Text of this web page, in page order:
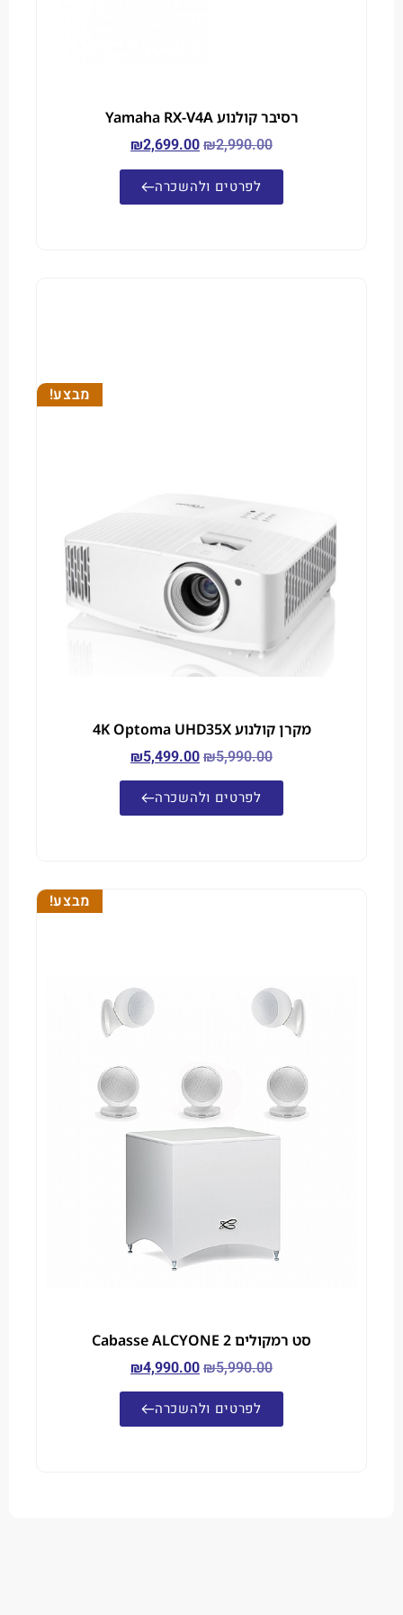
רסיבר קולנוע Yamaha RX-V4A
₪
₪2,699.00
לפרטים ולהשכרה
מקרן קולנוע 4K Optoma UHD35X
₪
₪5,499.00
לפרטים ולהשכרה
סט רמקולים Cabasse ALCYONE 2
₪
₪4,990.00
לפרטים ולהשכרה